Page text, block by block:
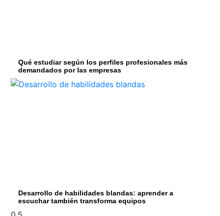
Qué estudiar según los perfiles profesionales más
demandados por las empresas
Desarrollo de habilidades blandas: aprender a
escuchar también transforma equipos